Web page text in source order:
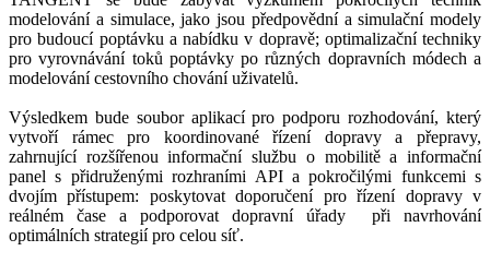
modelování a simulace, jako jsou předpovědní a simulační modely
pro budoucí poptávku a nabídku v dopravě; optimalizační techniky
pro vyrovnávání toků poptávky po různých dopravních módech a
modelování cestovního chování uživatelů.
Výsledkem bude soubor aplikací pro podporu rozhodování, který
vytvoří rámec pro koordinované řízení dopravy a přepravy,
zahrnující rozšířenou informační službu o mobilitě a informační
panel s přidruženými rozhraními API a pokročilými funkcemi s
dvojím přístupem: poskytovat doporučení pro řízení dopravy v
reálném čase a podporovat dopravní úřady při navrhování
optimálních strategií pro celou síť.